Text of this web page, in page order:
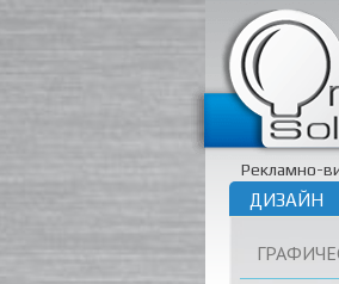
Рекламно-
ДИЗАЙН